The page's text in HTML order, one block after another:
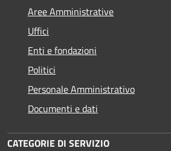
Aree Amministrative
Uffici
Enti e fondazioni
Politici
Personale Amministrativo
Documenti e dati
CATEGORIE DI SERVIZIO